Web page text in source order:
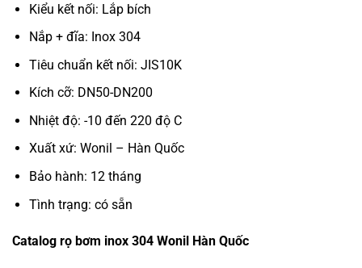
Kiểu kết nối: Lắp bích
Nắp + đĩa: Inox 304
Tiêu chuẩn kết nối: JIS10K
Kích cỡ: DN50-DN200
Nhiệt độ: -10 đến 220 độ C
Xuất xứ: Wonil – Hàn Quốc
Bảo hành: 12 tháng
Tình trạng: có sẵn
Catalog rọ bơm inox 304 Wonil Hàn Quốc